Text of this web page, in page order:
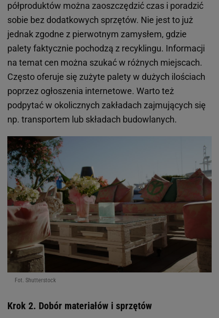
półproduktów można zaoszczędzić czas i poradzić
sobie bez dodatkowych sprzętów. Nie jest to już
jednak zgodne z pierwotnym zamysłem, gdzie
palety faktycznie pochodzą z recyklingu. Informacji
na temat cen można szukać w różnych miejscach.
Często oferuje się zużyte palety w dużych ilościach
poprzez ogłoszenia internetowe. Warto też
podpytać w okolicznych zakładach zajmujących się
np. transportem lub składach budowlanych.
Fot. Shutterstock
Krok 2. Dobór materiałów i sprzętów